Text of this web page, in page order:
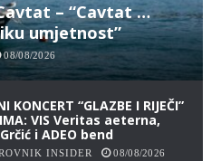
– “Cavtat …
umjetnost”
08/08/2026
KONCERT “GLAZBE I RIJEČI”
VIS Veritas aeterna,
i ADEO bend
INSIDER 08/08/2026